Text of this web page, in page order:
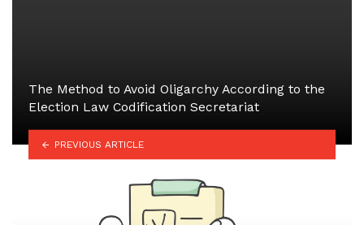
The Method to Avoid Oligarchy According to the
Election Law Codification Secretariat
PREVIOUS ARTICLE